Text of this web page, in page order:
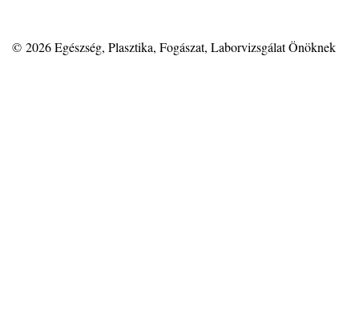
© 2026Egészség, Plasztika, Fogászat, Laborvizsgálat Önöknek